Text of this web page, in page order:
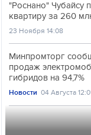
"Роснано" Чубайсу
квартиру за 260
23 Ноября 14:08
Минпромторг
продаж
гибридов на 94,7%
Новости 04 Августа